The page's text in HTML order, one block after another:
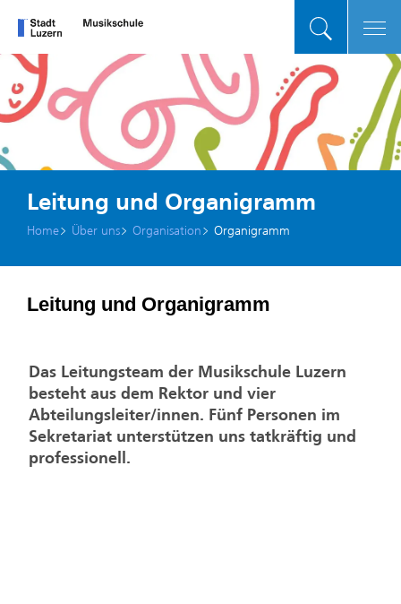
Kopfzeile
Sprunglinks
Leitung und Organigramm
Home Über uns Organisation Organigramm
Inhalt
Leitung und Organigramm
Das Leitungsteam der Musikschule Luzern
besteht aus dem Rektor und vier
Abteilungsleiter/innen. Fünf Personen im
Sekretariat unterstützen uns tatkräftig und
professionell.